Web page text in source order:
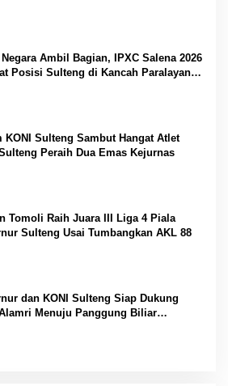
Ambil Bagian, IPXC Salena 2026
Posisi Sulteng di Kancah Paralayang
KONI Sulteng Sambut Hangat Atlet
Peraih Dua Emas Kejurnas
Tomoli Raih Juara III Liga 4 Piala
Sulteng Usai Tumbangkan AKL 88
dan KONI Sulteng Siap Dukung
Menuju Panggung Biliar